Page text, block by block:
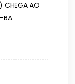
CHEGA AO
BA